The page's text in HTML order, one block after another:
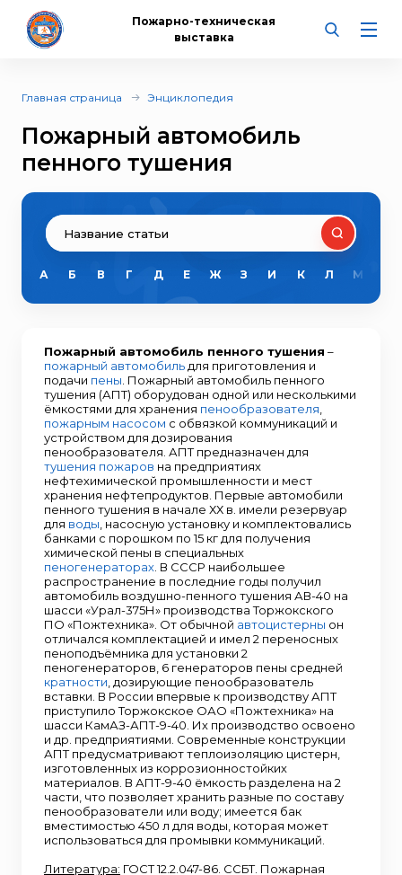
Пожарно-техническая
выставка
Главная страница Энциклопедия
Пожарный автомобиль
пенного тушения
А Б В Г Д Е Ж З И К Л М
Пожарный автомобиль пенного тушения –
пожарный автомобиль для приготовления и
подачи пены . Пожарный автомобиль пенного
тушения (АПТ) оборудован одной или несколькими
ёмкостями для хранения пенообразователя
пожарным насосом с обвязкой коммуникаций и
устройством для дозирования
пенообразователя. АПТ предназначен для
тушения пожаров на предприятиях
нефтехимической промышленности и мест
хранения нефтепродуктов. Первые автомобили
пенного тушения в начале ХХ в. имели резервуар
для воды , насосную установку и комплектовались
банками с порошком по 15 кг для получения
химической пены в специальных
пеногенераторах . В СССР наибольшее
распространение в последние годы получил
автомобиль воздушно-пенного тушения АВ-40 на
шасси «Урал-375Н» производства Торжокского
ПО «Пожтехника». От обычной автоцистерны он
отличался комплектацией и имел 2 переносных
пеноподъёмника для установки 2
пеногенераторов, 6 генераторов пены средней
кратности , дозирующие пенообразователь
вставки. В России впервые к производству АПТ
приступило Торжокское ОАО «Пожтехника» на
шасси КамАЗ-АПТ-9-40. Их производство освоено
и др. предприятиями. Современные конструкции
АПТ предусматривают теплоизоляцию цистерн,
изготовленных из коррозионностойких
материалов. В АПТ-9-40 ёмкость разделена на 2
части, что позволяет хранить разные по составу
пенообразователи или воду; имеется бак
вместимостью 450 л для воды, которая может
использоваться для промывки коммуникаций.
Литература: ГОСТ 12.2.047-86. ССБТ. Пожарная